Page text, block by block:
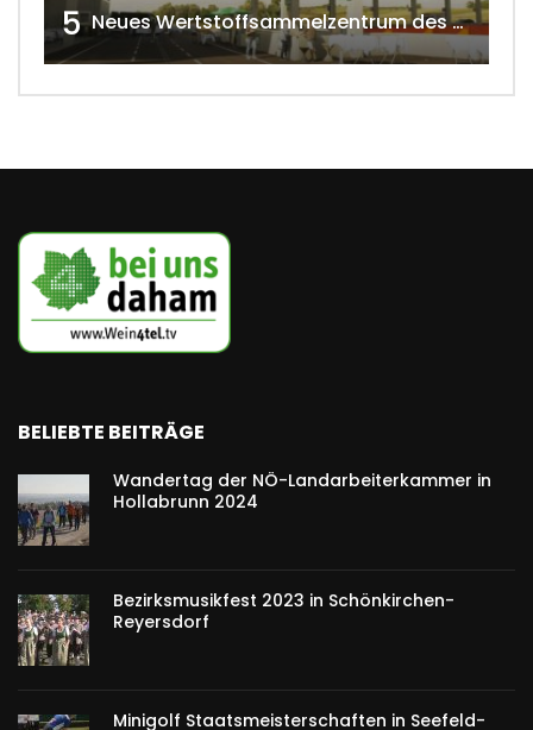
5 Neues Wertstoffsammelzentrum des G.V.U.
BELIEBTE BEITRÄGE
Wandertag der NÖ-Landarbeiterkammer in
Hollabrunn 2024
Bezirksmusikfest 2023 in Schönkirchen-
Reyersdorf
Minigolf Staatsmeisterschaften in Seefeld-